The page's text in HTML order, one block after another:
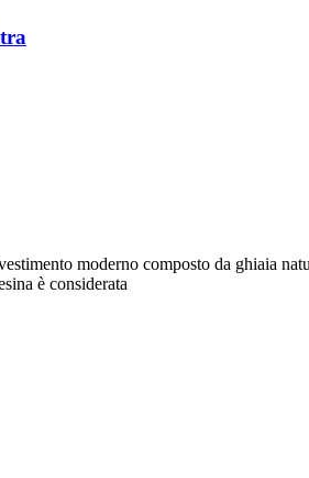
moderno composto da ghiaia
è considerata